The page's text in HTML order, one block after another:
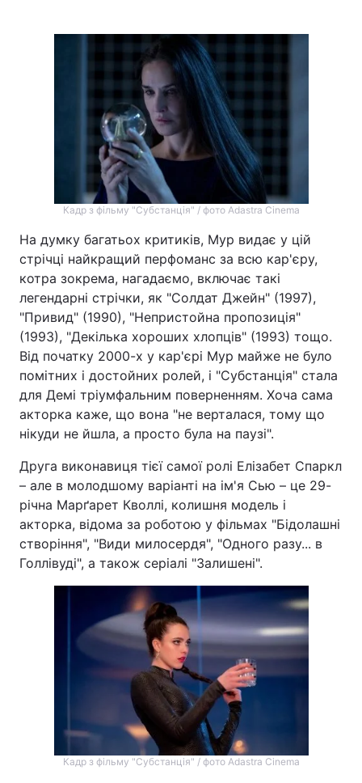
Кадр з фільму "Субстанція" / фото Adastra Cinema
На думку багатьох критиків, Мур видає у цій
стрічці найкращий перфоманс за всю кар'єру,
котра зокрема, нагадаємо, включає такі
легендарні стрічки, як "Солдат Джейн" (1997),
"Привид" (1990), "Непристойна пропозиція"
(1993), "Декілька хороших хлопців" (1993) тощо.
Від початку 2000-х у кар'єрі Мур майже не було
помітних і достойних ролей, і "Субстанція" стала
для Демі тріумфальним поверненням. Хоча сама
акторка каже, що вона "не верталася, тому що
нікуди не йшла, а просто була на паузі".
Друга виконавиця тієї самої ролі Елізабет Спаркл
– але в молодшому варіанті на ім'я Сью – це 29-
річна Марґарет Кволлі, колишня модель і
акторка, відома за роботою у фільмах "Бідолашні
створіння", "Види милосердя", "Одного разу... в
Голлівуді", а також серіалі "Залишені".
Кадр з фільму "Субстанція" / фото Adastra Cinema